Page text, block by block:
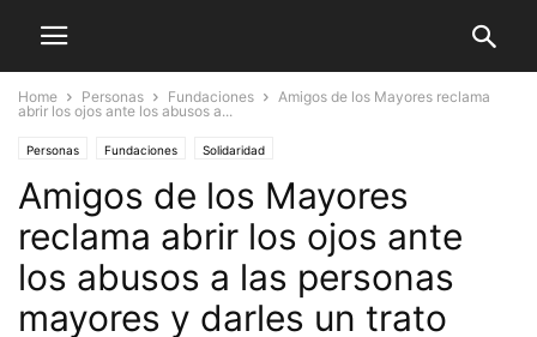
Home Personas Fundaciones
Amigos de los Mayores reclama
abrir los ojos ante los abusos a...
Personas Fundaciones Solidaridad
Amigos de los Mayores
reclama abrir los ojos ante
los abusos a las personas
mayores y darles un trato